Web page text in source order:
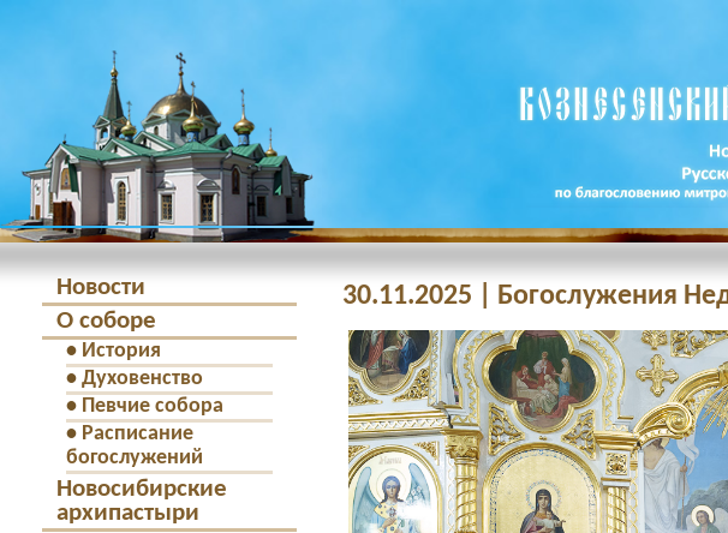
30.11.2025 | Богослужения
Новости
О соборе
• История
• Духовенство
• Певчие собора
• Расписание
богослужений
Новосибирские
архипастыри